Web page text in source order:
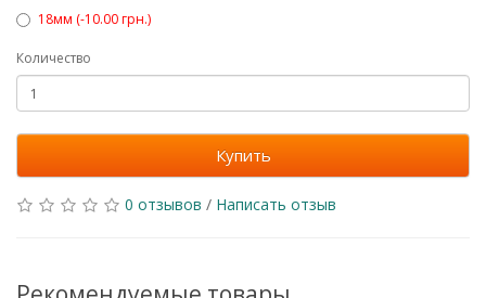
18мм (-10.00 грн.)
Количество
Купить
0 отзывов / Написать отзыв